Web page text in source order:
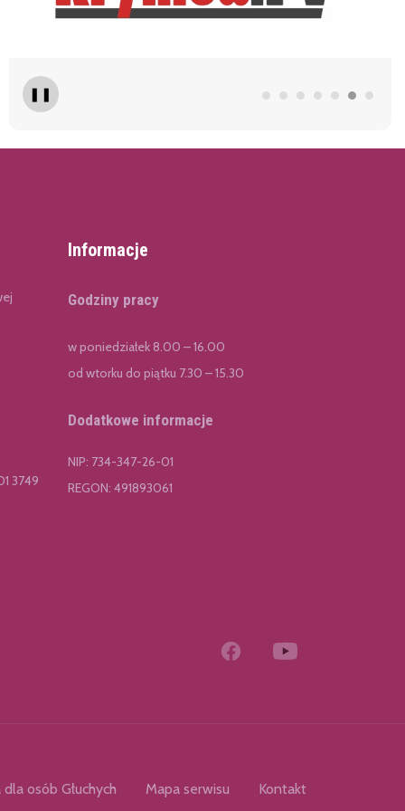
❚❚
3749
Informacje
Godziny pracy
w poniedziałek 8.00 – 16.00
od wtorku do piątku 7.30 – 15.30
Dodatkowe informacje
NIP: 734-347-26-01
REGON: 491893061
osób Głuchych Mapa serwisu Kontakt